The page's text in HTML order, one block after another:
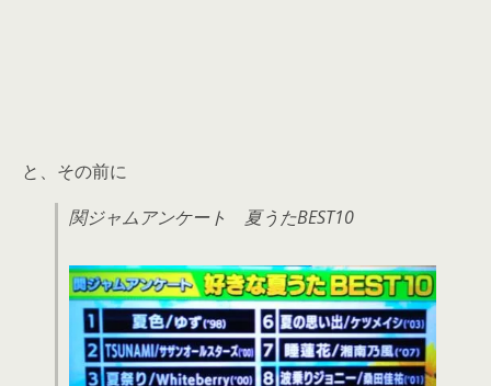
と、その前に
関ジャムアンケート 夏うたBEST10